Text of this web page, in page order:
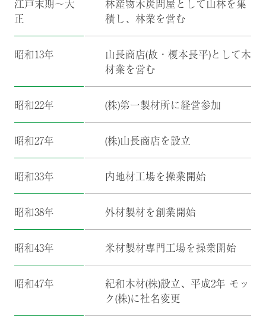
江戸末期～大
正
林産物木炭問屋として山林を集
積し、林業を営む
昭和13年
山長商店(故・榎本長平)として木
材業を営む
昭和22年 (株)第一製材所に経営参加
昭和27年 (株)山長商店を設立
昭和33年 内地材工場を操業開始
昭和38年 外材製材を創業開始
昭和43年 米材製材専門工場を操業開始
昭和47年
紀和木材(株)設立、平成2年 モッ
ク(株)に社名変更